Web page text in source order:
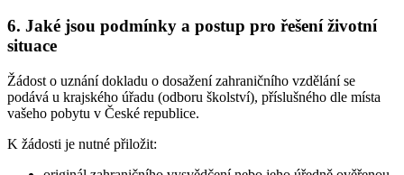
6. Jaké jsou podmínky a postup pro řešení životní
situace
Žádost o uznání dokladu o dosažení zahraničního vzdělání se
podává u krajského úřadu (odboru školství), příslušného dle místa
vašeho pobytu v České republice.
K žádosti je nutné přiložit: